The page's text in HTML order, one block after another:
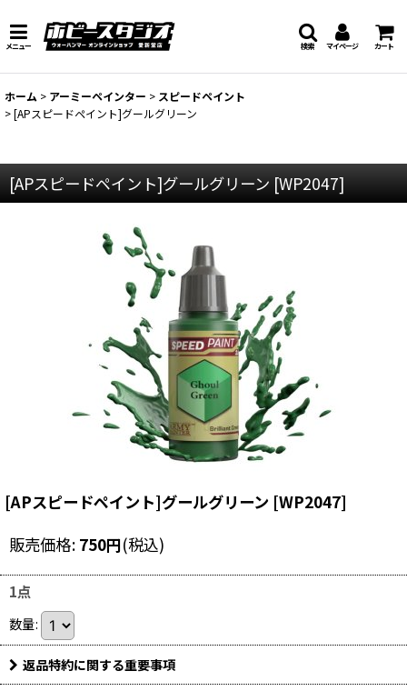
メニュー マイページ カート
検索
ホーム > アーミーペインター > スピードペイント
>[APスピードペイント]グールグリーン
[APスピードペイント]グールグリーン [WP2047]
[APスピードペイント]グールグリーン [WP2047]
販売価格: 750円(税込)
1点
数量:
返品特約に関する重要事項